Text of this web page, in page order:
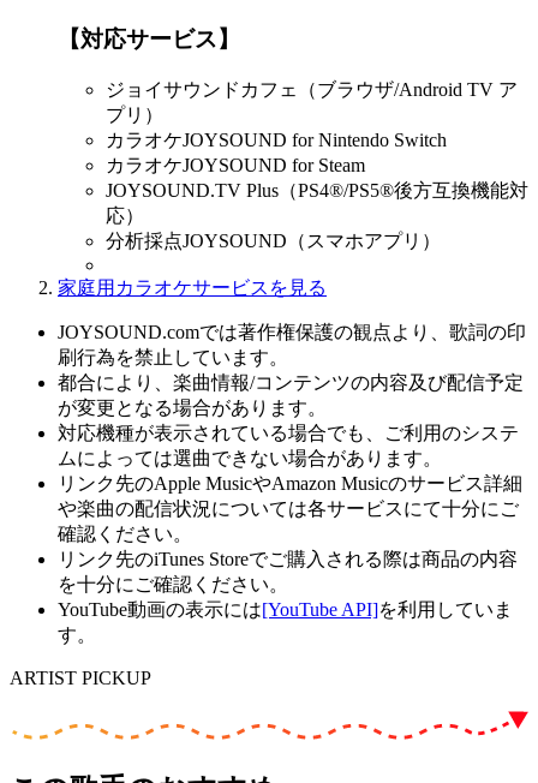
【対応サービス】
ジョイサウンドカフェ（ブラウザ/Android TV ア
プリ）
カラオケJOYSOUND for Nintendo Switch
カラオケJOYSOUND for Steam
JOYSOUND.TV Plus（PS4®/PS5®後方互換機能対
応）
分析採点JOYSOUND（スマホアプリ）
家庭用カラオケサービスを見る
JOYSOUND.comでは著作権保護の観点より、歌詞の印
刷行為を禁止しています。
都合により、楽曲情報/コンテンツの内容及び配信予定
が変更となる場合があります。
対応機種が表示されている場合でも、ご利用のシステ
ムによっては選曲できない場合があります。
リンク先のApple MusicやAmazon Musicのサービス詳細
や楽曲の配信状況については各サービスにて十分にご
確認ください。
リンク先のiTunes Storeでご購入される際は商品の内容
を十分にご確認ください。
YouTube動画の表示には[YouTube API]を利用していま
す。
ARTIST PICKUP